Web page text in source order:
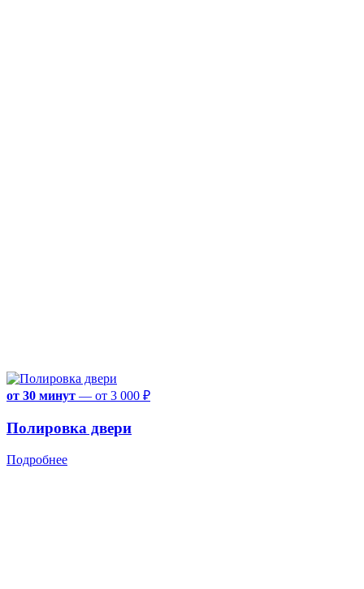
от 30 минут — от 3 000 ₽
Полировка двери
Подробнее